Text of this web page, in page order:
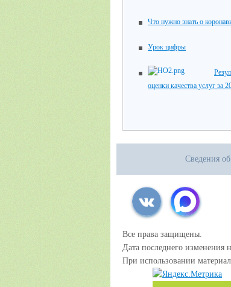
Что нужно знать о
Урок цифры
оценки качества услуг за
Сведения
Все права защищены.
Дата последнего изменения
При использовании